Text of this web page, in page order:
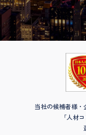
当社の候補者様・
「人材